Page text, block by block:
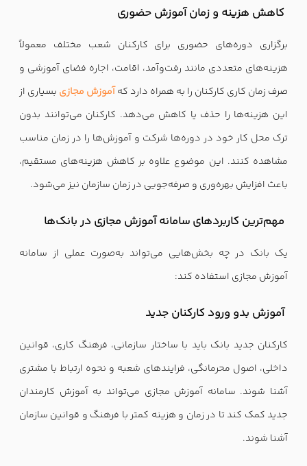
کاهش هزینه و زمان آموزش حضوری
برگزاری دوره‌های حضوری برای کارکنان شعب مختلف معمولاً
هزینه‌های متعددی مانند رفت‌وآمد، اقامت، اجاره فضای آموزشی و
صرف زمان کاری کارکنان را به همراه دارد کهآموزش مجازی بسیاری از
این هزینه‌ها را حذف یا کاهش می‌دهد. کارکنان می‌توانند بدون
ترک محل کار خود در دوره‌ها شرکت و آموزش‌ها را در زمان مناسب
مشاهده کنند. این موضوع علاوه بر کاهش هزینه‌های مستقیم،
باعث افزایش بهره‌وری و صرفه‌جویی در زمان سازمان نیز می‌شود.
مهم‌ترین کاربردهای سامانه آموزش مجازی در بانک‌ها
یک بانک در چه بخش‌هایی می‌تواند به‌صورت عملی از سامانه
آموزش مجازی استفاده کند:
آموزش بدو ورود کارکنان جدید
کارکنان جدید بانک باید با ساختار سازمانی، فرهنگ کاری، قوانین
داخلی، اصول محرمانگی، فرایندهای شعبه و نحوه ارتباط با مشتری
آشنا شوند. سامانه آموزش مجازی می‌تواند به آموزش کارمندان
جدید کمک کند تا در زمان و هزینه کمتر با فرهنگ و قوانین سازمان
آشنا شوند.